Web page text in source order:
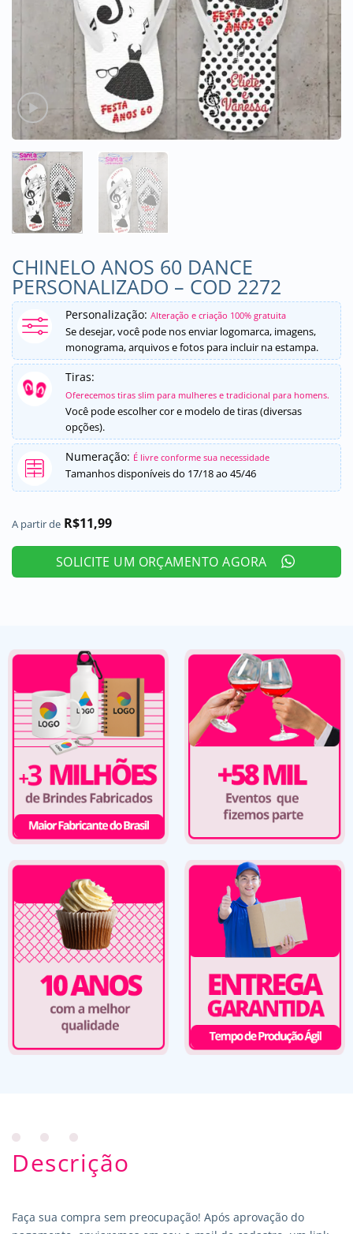
CHINELO ANOS 60 DANCE
PERSONALIZADO – COD 2272
Personalização: Alteração e criação 100% gratuita
Se desejar, você pode nos enviar logomarca, imagens,
monograma, arquivos e fotos para incluir na estampa.
Tiras:
Oferecemos tiras slim para mulheres e tradicional para homens.
Você pode escolher cor e modelo de tiras (diversas
opções).
Numeração: É livre conforme sua necessidade
Tamanhos disponíveis do 17/18 ao 45/46
A partir de R$11,99
SOLICITE UM ORÇAMENTO AGORA
Descrição
Faça sua compra sem preocupação! Após aprovação do